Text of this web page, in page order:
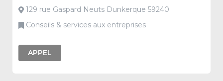
129 rue Gaspard Neuts Dunkerque 59240
Conseils & services aux entreprises
APPEL